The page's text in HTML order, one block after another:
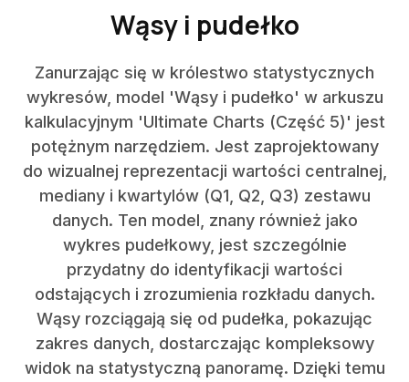
Wąsy i pudełko
Zanurzając się w królestwo statystycznych
wykresów, model 'Wąsy i pudełko' w arkuszu
kalkulacyjnym 'Ultimate Charts (Część 5)' jest
potężnym narzędziem. Jest zaprojektowany
do wizualnej reprezentacji wartości centralnej,
mediany i kwartylów (Q1, Q2, Q3) zestawu
danych. Ten model, znany również jako
wykres pudełkowy, jest szczególnie
przydatny do identyfikacji wartości
odstających i zrozumienia rozkładu danych.
Wąsy rozciągają się od pudełka, pokazując
zakres danych, dostarczając kompleksowy
widok na statystyczną panoramę. Dzięki temu